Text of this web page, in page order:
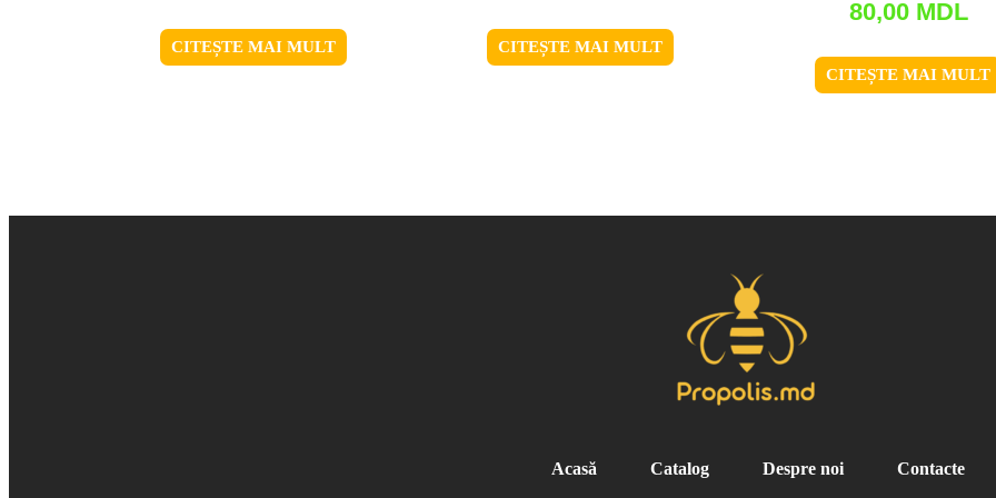
CITEȘTE MAI MULT CITEȘTE MAI MULT
80,00 MDL
CITEȘTE MAI MULT
Acasă Catalog Despre noi Contacte